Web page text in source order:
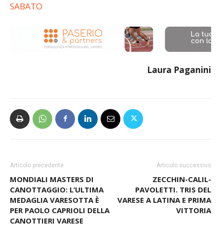
SABATO
Laura Paganini
Articolo precedente
MONDIALI MASTERS DI
CANOTTAGGIO: L’ULTIMA
MEDAGLIA VARESOTTA È
PER PAOLO CAPRIOLI DELLA
CANOTTIERI VARESE
Articolo successivo
ZECCHIN-CALIL-
PAVOLETTI. TRIS DEL
VARESE A LATINA E PRIMA
VITTORIA